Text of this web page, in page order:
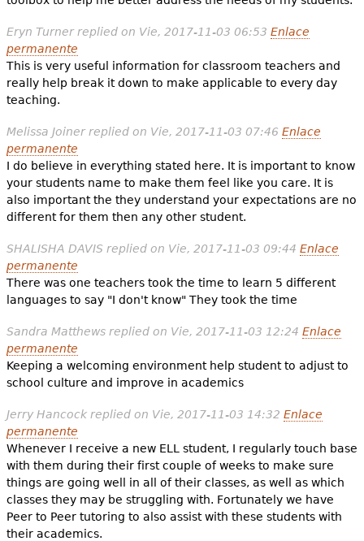
Eryn Turnerreplied on Vie, 2017-11-03 06:53 Enlace
permanente
This is very useful information for classroom teachers and
really help break it down to make applicable to every day
teaching.
Melissa Joinerreplied on Vie, 2017-11-03 07:46 Enlace
permanente
I do believe in everything stated here. It is important to know
your students name to make them feel like you care. It is
also important the they understand your expectations are no
different for them then any other student.
SHALISHA DAVISreplied on Vie, 2017-11-03 09:44 Enlace
permanente
There was one teachers took the time to learn 5 different
languages to say "I don't know" They took the time
Sandra Matthewsreplied on Vie, 2017-11-03 12:24 Enlace
permanente
Keeping a welcoming environment help student to adjust to
school culture and improve in academics
Jerry Hancockreplied on Vie, 2017-11-03 14:32 Enlace
permanente
Whenever I receive a new ELL student, I regularly touch base
with them during their first couple of weeks to make sure
things are going well in all of their classes, as well as which
classes they may be struggling with. Fortunately we have
Peer to Peer tutoring to also assist with these students with
their academics.